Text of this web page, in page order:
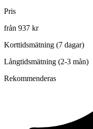
Pris
från 937 kr
Korttidsmätning (7 dagar)
Långtidsmätning (2-3 mån)
Rekommenderas